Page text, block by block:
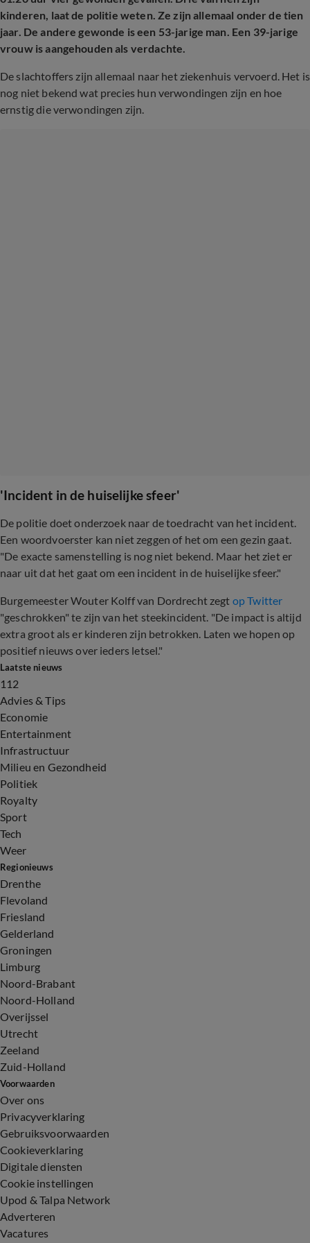
kinderen, laat de politie weten. Ze zijn allemaal onder de tien
jaar. De andere gewonde is een 53-jarige man. Een 39-jarige
vrouw is aangehouden als verdachte.
De slachtoffers zijn allemaal naar het ziekenhuis vervoerd. Het is
nog niet bekend wat precies hun verwondingen zijn en hoe
ernstig die verwondingen zijn.
'Incident in de huiselijke sfeer'
De politie doet onderzoek naar de toedracht van het incident.
Een woordvoerster kan niet zeggen of het om een gezin gaat.
"De exacte samenstelling is nog niet bekend. Maar het ziet er
naar uit dat het gaat om een incident in de huiselijke sfeer."
Burgemeester Wouter Kolff van Dordrecht zegt op Twitter
"geschrokken" te zijn van het steekincident. "De impact is altijd
extra groot als er kinderen zijn betrokken. Laten we hopen op
positief nieuws over ieders letsel."
Laatste nieuws
112
Advies & Tips
Economie
Entertainment
Infrastructuur
Milieu en Gezondheid
Politiek
Royalty
Sport
Tech
Weer
Regionieuws
Drenthe
Flevoland
Friesland
Gelderland
Groningen
Limburg
Noord-Brabant
Noord-Holland
Overijssel
Utrecht
Zeeland
Zuid-Holland
Voorwaarden
Over ons
Privacyverklaring
Gebruiksvoorwaarden
Cookieverklaring
Digitale diensten
Cookie instellingen
Upod & Talpa Network
Adverteren
Vacatures